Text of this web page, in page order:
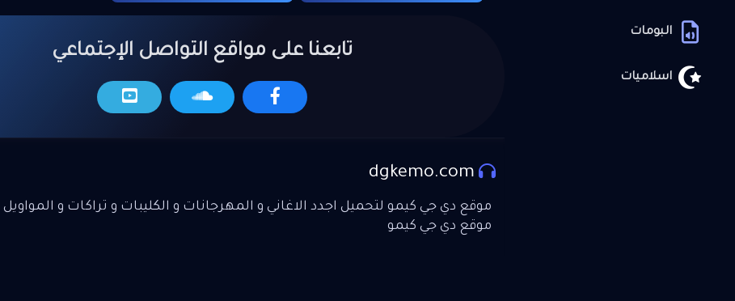
البومات
اسلاميات
تابعنا على مواقع التواصل الإجتماعي
dgkemo.com
موقع دي جي كيمو لتحميل اجدد الاغاني و المهرجانات و الكليبات و تراكات و
موقع دي جي كيمو